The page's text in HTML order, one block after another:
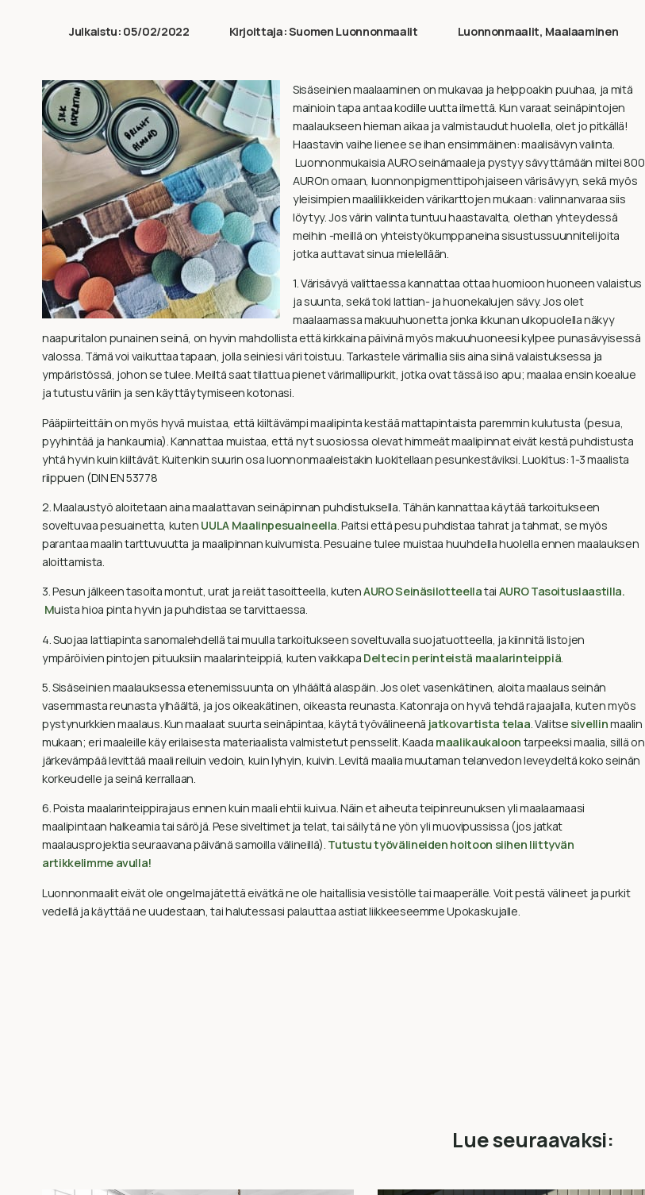
Julkaistu: 05/02/2022 Kirjoittaja:Suomen Luonnonmaalit Luonnonmaalit, Maalaaminen
Sisäseinien maalaaminen on mukavaa ja helppoakin puuhaa, ja mitä
mainioin tapa antaa kodille uutta ilmettä. Kun varaat seinäpintojen
maalaukseen hieman aikaa ja valmistaudut huolella, olet jo pitkällä!
Haastavin vaihe lienee se ihan ensimmäinen: maalisävyn valinta.
Luonnonmukaisia AURO seinämaaleja pystyy sävyttämään miltei 800
AUROn omaan, luonnonpigmenttipohjaiseen värisävyyn, sekä myös
yleisimpien maaliliikkeiden värikarttojen mukaan: valinnanvaraa siis
löytyy. Jos värin valinta tuntuu haastavalta, olethan yhteydessä
meihin -meillä on yhteistyökumppaneina sisustussuunnitelijoita
jotka auttavat sinua mielellään.
1. Värisävyä valittaessa kannattaa ottaa huomioon huoneen valaistus
ja suunta, sekä toki lattian- ja huonekalujen sävy. Jos olet
maalaamassa makuuhuonetta jonka ikkunan ulkopuolella näkyy
naapuritalon punainen seinä, on hyvin mahdollista että kirkkaina päivinä myös makuuhuoneesi kylpee punasävyisessä
valossa. Tämä voi vaikuttaa tapaan, jolla seiniesi väri toistuu. Tarkastele värimallia siis aina siinä valaistuksessa ja
ympäristössä, johon se tulee. Meiltä saat tilattua pienet värimallipurkit, jotka ovat tässä iso apu; maalaa ensin koealue
ja tutustu väriin ja sen käyttäytymiseen kotonasi.
Pääpiirteittäin on myös hyvä muistaa, että kiiltävämpi maalipinta kestää mattapintaista paremmin kulutusta (pesua,
pyyhintää ja hankaumia). Kannattaa muistaa, että nyt suosiossa olevat himmeät maalipinnat eivät kestä puhdistusta
yhtä hyvin kuin kiiltävät. Kuitenkin suurin osa luonnonmaaleistakin luokitellaan pesunkestäviksi. Luokitus: 1-3 maalista
riippuen (DIN EN 53778
2. Maalaustyö aloitetaan aina maalattavan seinäpinnan puhdistuksella. Tähän kannattaa käytää tarkoitukseen
soveltuvaa pesuainetta, kuten UULA Maalinpesuaineella. Paitsi että pesu puhdistaa tahrat ja tahmat, se myös
parantaa maalin tarttuvuutta ja maalipinnan kuivumista. Pesuaine tulee muistaa huuhdella huolella ennen maalauksen
aloittamista.
3. Pesun jälkeen tasoita montut, urat ja reiät tasoitteella, kutenAURO Seinäsilotteellatai AURO Tasoituslaastilla.
Muista hioa pinta hyvin ja puhdistaa se tarvittaessa.
4. Suojaa lattiapinta sanomalehdellä tai muulla tarkoitukseen soveltuvalla suojatuotteella, ja kiinnitä listojen
ympäröivien pintojen pituuksiin maalarinteippiä, kuten vaikkapa Deltecin perinteistä maalarinteippiä
5. Sisäseinien maalauksessa etenemissuunta on ylhäältä alaspäin. Jos olet vasenkätinen, aloita maalaus seinän
vasemmasta reunasta ylhäältä, ja jos oikeakätinen, oikeasta reunasta. Katonraja on hyvä tehdä rajaajalla, kuten myös
pystynurkkien maalaus. Kun maalaat suurta seinäpintaa, käytä työvälineenä jatkovartista telaa. Valitse sivellinmaalin
mukaan; eri maaleille käy erilaisesta materiaalista valmistetut pensselit. Kaada maalikaukaloon tarpeeksi maalia, sillä on
järkevämpää levittää maali reiluin vedoin, kuin lyhyin, kuivin. Levitä maalia muutaman telanvedon leveydeltä koko seinän
korkeudelle ja seinä kerrallaan.
6. Poista maalarinteippirajaus ennen kuin maali ehtii kuivua. Näin et aiheuta teipinreunuksen yli maalaamaasi
maalipintaan halkeamia tai säröjä. Pese siveltimet ja telat, tai säilytä ne yön yli muovipussissa (jos jatkat
maalausprojektia seuraavana päivänä samoilla välineillä). Tutustu työvälineiden hoitoon siihen liittyvän
artikkelimme avulla!
Luonnonmaalit eivät ole ongelmajätettä eivätkä ne ole haitallisia vesistölle tai maaperälle. Voit pestä välineet ja purkit
vedellä ja käyttää ne uudestaan, tai halutessasi palauttaa astiat liikkeeseemme Upokaskujalle.
Lue seuraavaksi: